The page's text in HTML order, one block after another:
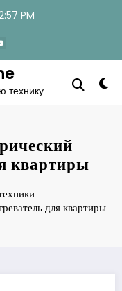
PM
технику
квартиры
для квартиры